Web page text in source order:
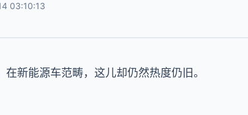
03:10:13
新能源车范畴，这儿却仍然热度仍旧。